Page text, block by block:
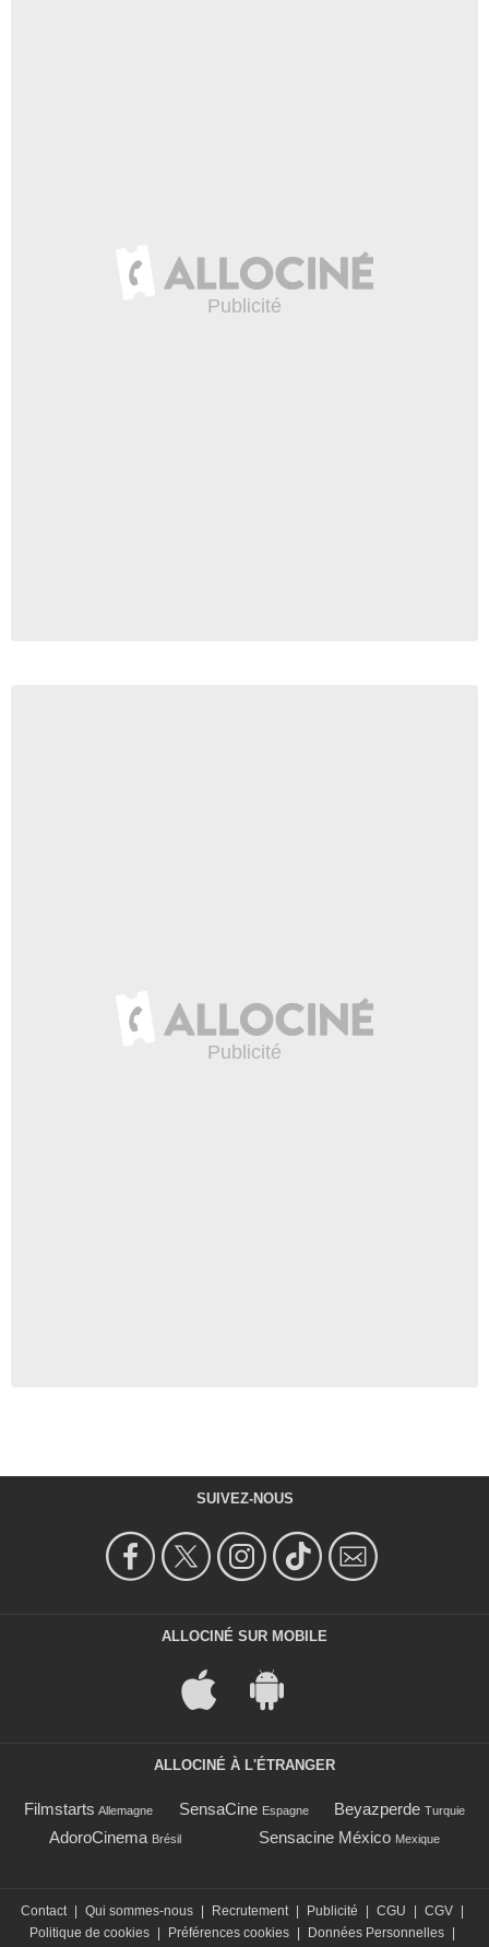
SUIVEZ-NOUS
ALLOCINÉ SUR MOBILE
ALLOCINÉ À L'ÉTRANGER
Filmstarts Allemagne SensaCine Espagne Beyazperde Turquie
AdoroCinema Brésil Sensacine México Mexique
Contact Qui sommes-nous Recrutement Publicité CGU CGV
Politique de cookies
Préférences cookies Données Personnelles